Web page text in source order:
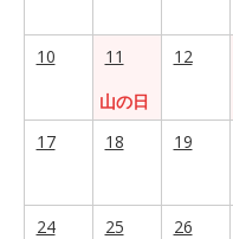
10
11
山の日
12
17
18 19
24 25 26